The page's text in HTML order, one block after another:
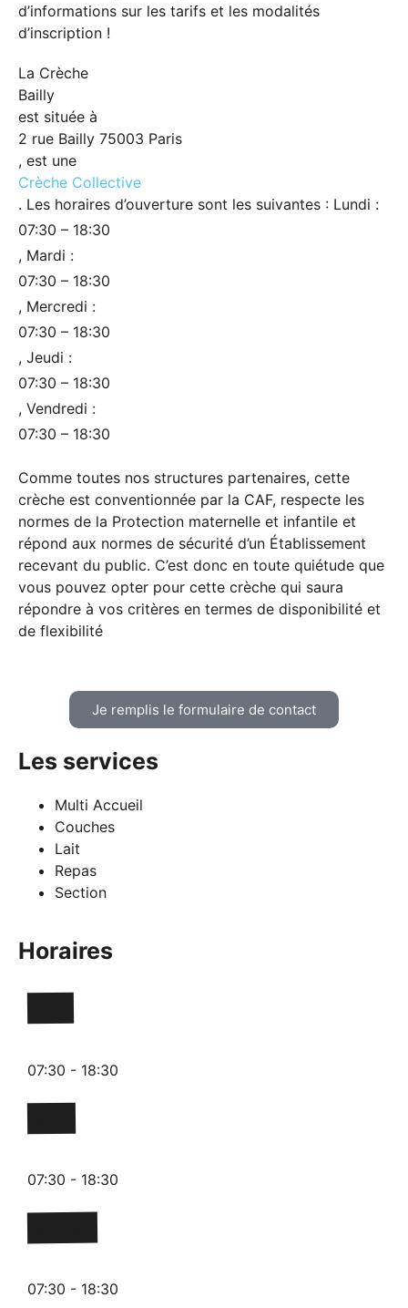
d’informations sur les tarifs et les modalités
d’inscription !
La Crèche
Bailly
est située à
2 rue Bailly 75003 Paris
, est une
Crèche Collective
. Les horaires d’ouverture sont les suivantes : Lundi :
07:30 – 18:30
, Mardi :
07:30 – 18:30
, Mercredi :
07:30 – 18:30
, Jeudi :
07:30 – 18:30
, Vendredi :
07:30 – 18:30
Comme toutes nos structures partenaires, cette
crèche est conventionnée par la CAF, respecte les
normes de la Protection maternelle et infantile et
répond aux normes de sécurité d’un Établissement
recevant du public. C’est donc en toute quiétude que
vous pouvez opter pour cette crèche qui saura
répondre à vos critères en termes de disponibilité et
de flexibilité
Je remplis le formulaire de contact
Les services
Multi Accueil
Couches
Lait
Repas
Section
Horaires
07:30 - 18:30
07:30 - 18:30
07:30 - 18:30